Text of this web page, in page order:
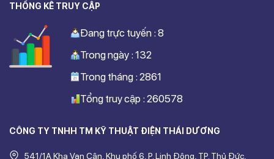
CÔNG TY TNHH TM KỸ THUẬT ĐIỆN THÁI DƯƠNG
541/1A Kha Vạn Cân, Khu phố 6, P. Linh Đông, TP. Thủ Đức,
THỐNG KÊ TRUY CẬP
Trong ngày : 132
Trong tháng : 2861
Tổng truy cập : 260578
Đang trực tuyến : 8